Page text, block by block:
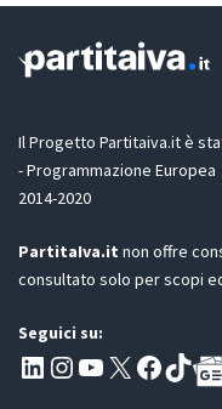
Il Progetto Partitaiva.it è
- Programmazione Europea
2014-2020
PartitaIva.it non offre
consultato solo per scopi
Seguici su:
Pagina LinkedIn PartitaIva
Instagram
Canale YouTube Evoluzione - Partitaiva.it
X Segui PartitaIva su